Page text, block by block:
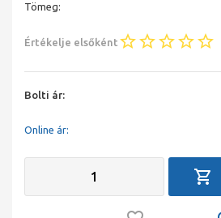
Tömeg:
Értékelje elsőként
Bolti ár:
Online ár: